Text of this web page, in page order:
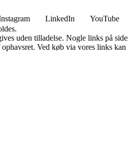
LinkedIn YouTube
uden tilladelse. Nogle links på
Ved køb via vores links